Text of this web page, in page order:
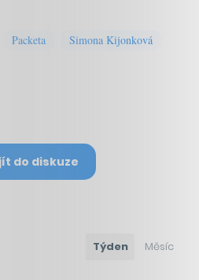
Packeta Simona Kijonková
do diskuze
Týden Měsíc